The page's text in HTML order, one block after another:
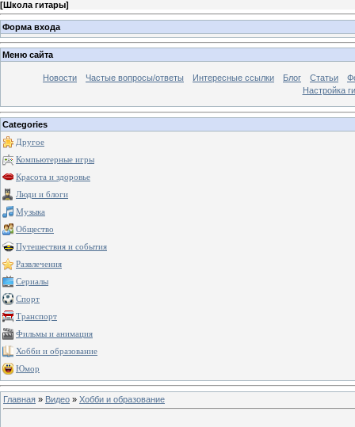
[Школа гитары]
Форма входа
Меню сайта
Новости Частые вопросы/ответы Интересные ссылки Блог Статьи
Настройка
Categories
Другое
Компьютерные игры
Красота и здоровье
Люди и блоги
Музыка
Общество
Путешествия и события
Развлечения
Сериалы
Спорт
Транспорт
Фильмы и анимация
Хобби и образование
Юмор
Главная » Видео » Хобби и образование